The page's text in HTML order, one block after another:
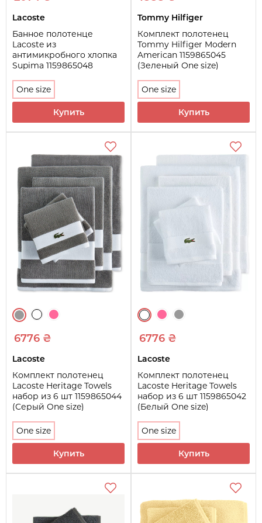
Lacoste
Банное полотенце
Lacoste из
антимикробного хлопка
Supima 1159865048
One size
Купить
Tommy Hilfiger
Комплект полотенец
Tommy Hilfiger Modern
American 1159865045
(Зеленый One size)
One size
Купить
6776 ₴
Lacoste
Комплект полотенец
Lacoste Heritage Towels
набор из 6 шт 1159865044
(Серый One size)
One size
Купить
6776 ₴
Lacoste
Комплект полотенец
Lacoste Heritage Towels
набор из 6 шт 1159865042
(Белый One size)
One size
Купить